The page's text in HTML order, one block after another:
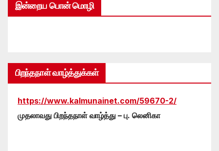
இன்றைய பொன் மொழி
பிறந்தநாள் வாழ்த்துக்கள்
https://www.kalmunainet.com/59670-2/
முதலாவது பிறந்தநாள் வாழ்த்து – பு. லெனிகா